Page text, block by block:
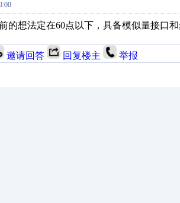
的想法定在60点以下，具备模似量接口
邀请回答 回复楼主 举报